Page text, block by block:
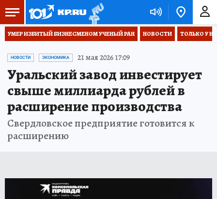
УМЕР ИЗБИТЫЙ БИЗНЕСМЕНОМ УЧЕНЫЙ РАН НОВОСТИ ТОЛЬКО У
НОВОСТИ ЭКОНОМИКА 21 мая 2026 17:09
Уральский завод инвестирует
свыше миллиарда рублей в
расширение производства
Свердловское предприятие готовится к
расширению